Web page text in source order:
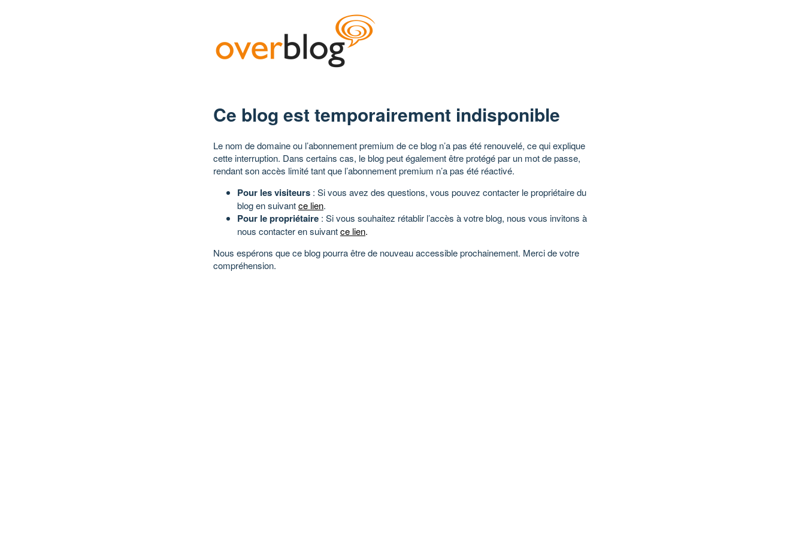
Ce blog est temporairement indisponible
Le nom de domaine ou l’abonnement premium de ce blog n’a pas été renouvelé, ce qui explique
cette interruption. Dans certains cas, le blog peut également être protégé par un mot de passe,
rendant son accès limité tant que l’abonnement premium n’a pas été réactivé.
Pour les visiteurs : Si vous avez des questions, vous pouvez contacter le propriétaire du
blog en suivantce lien.
Pour le propriétaire : Si vous souhaitez rétablir l’accès à votre blog, nous vous invitons à
nous contacter en suivantce lien.
Nous espérons que ce blog pourra être de nouveau accessible prochainement. Merci de votre
compréhension.